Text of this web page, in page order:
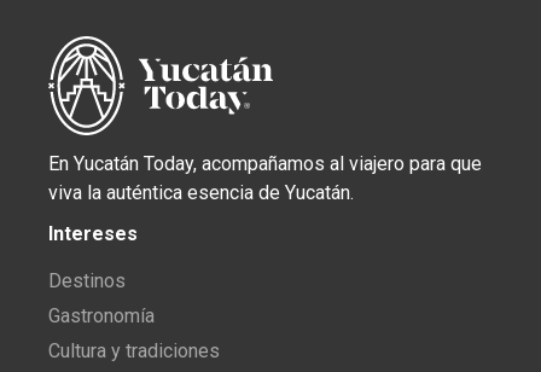
En Yucatán Today, acompañamos al viajero para que
viva la auténtica esencia de Yucatán.
Intereses
Destinos
Gastronomía
Cultura y tradiciones